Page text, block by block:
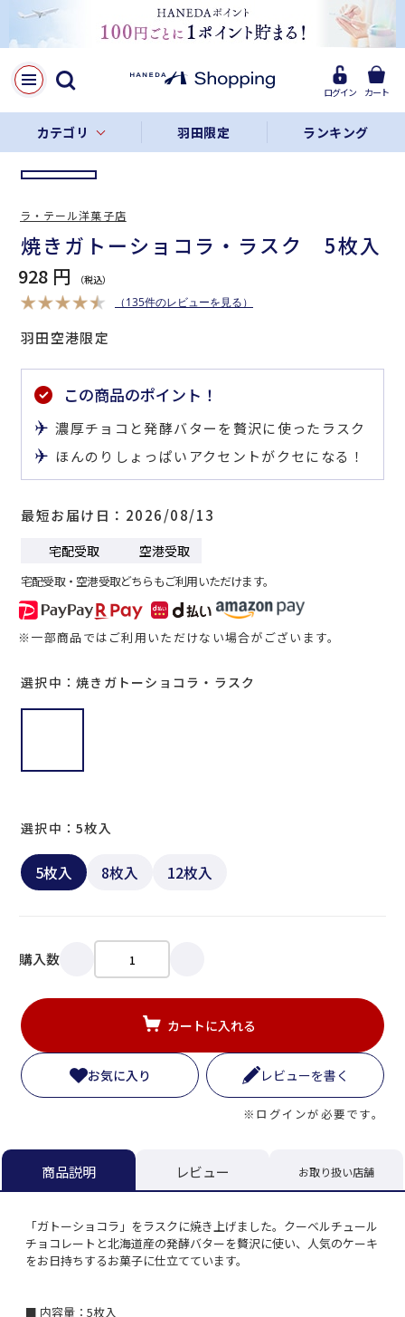
ログイン カート
カテゴリ 羽田限定 ランキング
LINE
Facebook
リンクをコピー
焼きガトーショコラ・ラスク 5枚入
羽田空港限定
928 円
（135件のレビューを見る）
この商品のポイント！
濃厚チョコと発酵バターを贅沢に使ったラスク
ほんのりしょっぱいアクセントがクセになる！
最短お届け日 2026/08/13
宅配受取 空港受取
宅配受取・空港受取どちらもご利用いただけます。
※一部商品ではご利用いただけない場合がございます。
選択中：焼きガトーショコラ・ラスク
5枚入 8枚入 12枚入
選択中：5枚入
購入数
カートに入れる
お気に入り レビューを書く
※ログインが必要です。
ラ・テール洋菓子店
商品説明 レビュー お取り扱い店舗
「ガトーショコラ」をラスクに焼き上げました。クーベルチュール
チョコレートと北海道産の発酵バターを贅沢に使い、人気のケーキ
をお日持ちするお菓子に仕立てています。
■ 内容量：5枚入